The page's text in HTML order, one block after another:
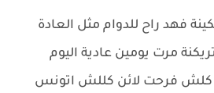
فهد راح للدوام مثل العادة
مرت يومين عادية اليوم
كلش فرحت لائن كللش اتونس